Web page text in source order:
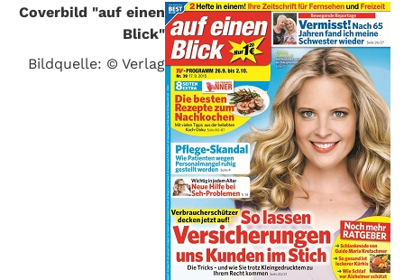
Coverbild "auf einen
Blick"
Bildquelle: © Verlag